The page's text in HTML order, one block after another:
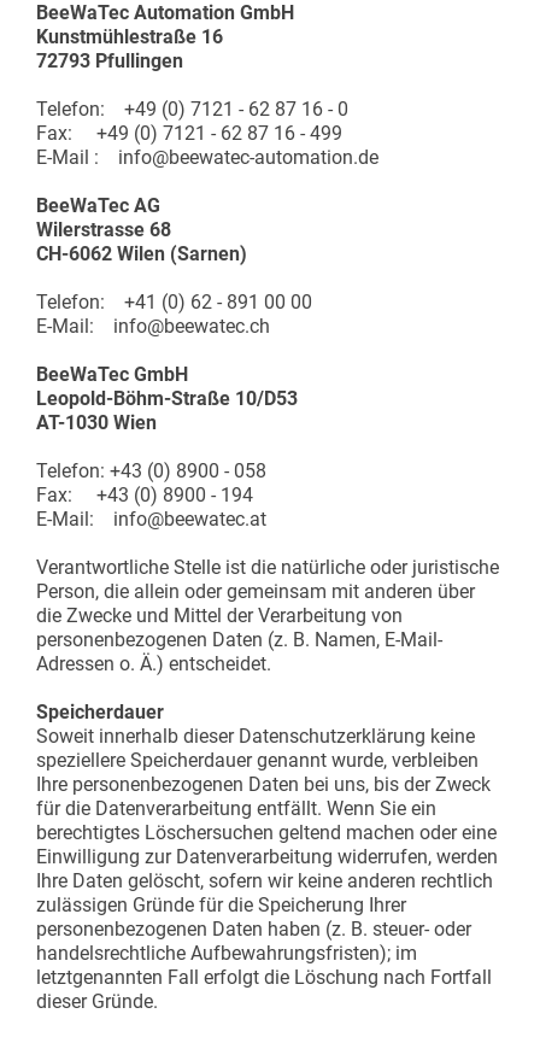
BeeWaTec Automation GmbH
Kunstmühlestraße 16
72793 Pfullingen
Telefon: +49 (0) 7121 - 62 87 16 - 0
Fax: +49 (0) 7121 - 62 87 16 - 499
E-Mail : info@beewatec-automation.de
BeeWaTec AG
Wilerstrasse 68
CH-6062 Wilen (Sarnen)
Telefon: +41 (0) 62 - 891 00 00
E-Mail: info@beewatec.ch
BeeWaTec GmbH
Leopold-Böhm-Straße 10/D53
AT-1030 Wien
Telefon: +43 (0) 8900 - 058
Fax: +43 (0) 8900 - 194
E-Mail: info@beewatec.at
Verantwortliche Stelle ist die natürliche oder juristische
Person, die allein oder gemeinsam mit anderen über
die Zwecke und Mittel der Verarbeitung von
personenbezogenen Daten (z. B. Namen, E-Mail-
Adressen o. Ä.) entscheidet.
Speicherdauer
Soweit innerhalb dieser Datenschutzerklärung keine
speziellere Speicherdauer genannt wurde, verbleiben
Ihre personenbezogenen Daten bei uns, bis der Zweck
für die Datenverarbeitung entfällt. Wenn Sie ein
berechtigtes Löschersuchen geltend machen oder eine
Einwilligung zur Datenverarbeitung widerrufen, werden
Ihre Daten gelöscht, sofern wir keine anderen rechtlich
zulässigen Gründe für die Speicherung Ihrer
personenbezogenen Daten haben (z. B. steuer- oder
handelsrechtliche Aufbewahrungsfristen); im
letztgenannten Fall erfolgt die Löschung nach Fortfall
dieser Gründe.